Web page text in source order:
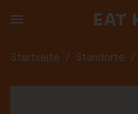
TO
Startseite / Standorte /